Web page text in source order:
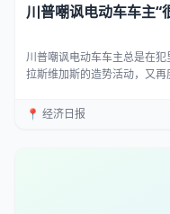
川普嘲讽电动车车主“
川普嘲讽电动车车主总是在
拉斯维加斯的造势活动，又
📍 经济日报